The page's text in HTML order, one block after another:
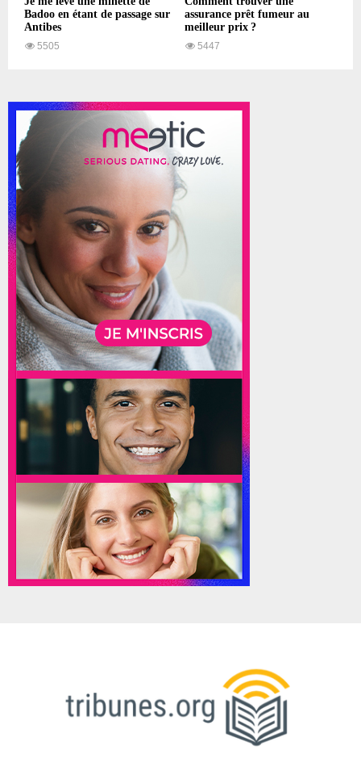
Badoo en étant de passage sur
Antibes
5505
assurance prêt fumeur au
meilleur prix ?
5447